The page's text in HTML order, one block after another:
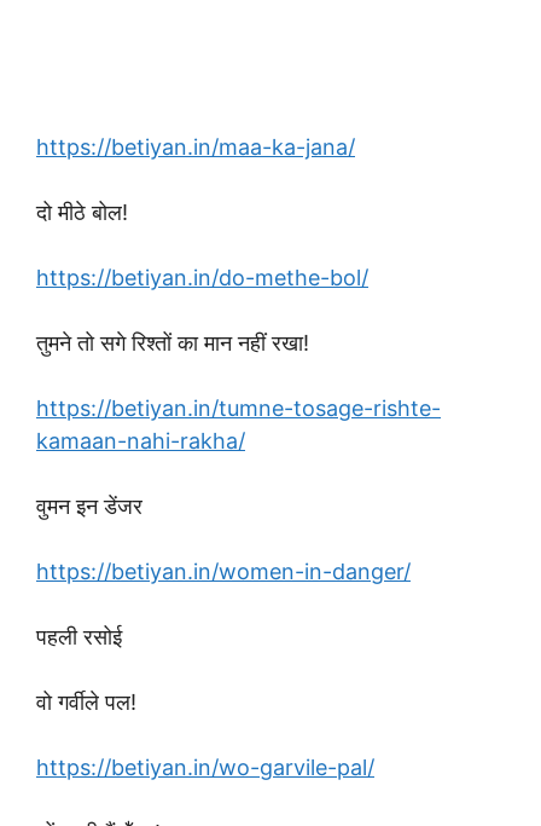
https://betiyan.in/maa-ka-jana/
दो मीठे बोल!
https://betiyan.in/do-methe-bol/
तुमने तो सगे रिश्तों का मान नहीं रखा!
https://betiyan.in/tumne-tosage-rishte-
kamaan-nahi-rakha/
वुमन इन डेंजर
https://betiyan.in/women-in-danger/
पहली रसोई
वो गर्वीले पल‌‌‌!
https://betiyan.in/wo-garvile-pal/